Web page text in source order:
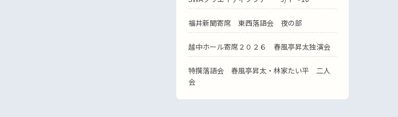
福井新聞寄席 東西落語会 夜の部
越中ホール寄席２０２６ 春風亭昇太独演会
特撰落語会 春風亭昇太・林家たい平 二人
会